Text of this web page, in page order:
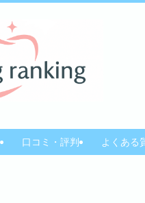
口コミ・評判 よくある